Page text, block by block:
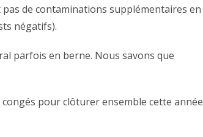
de contaminations supplémentaires en
négatifs).
parfois en berne. Nous savons que
congés pour clôturer ensemble cette année